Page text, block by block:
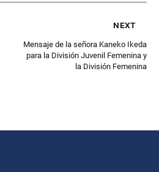
next
Mensaje de la señora Kaneko Ikeda
para la División Juvenil Femenina y
la División Femenina